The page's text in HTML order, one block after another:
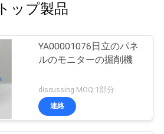
トップ製品
YA00001076日立のパネ
ルのモニターの掘削機
discussing MOQ:1部分
連絡